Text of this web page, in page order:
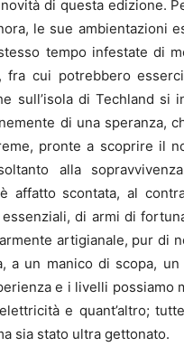
di questa edizione.
le sue ambientazioni
tempo infestate di
cui potrebbero
sull’isola di Techland si
di una speranza,
pronte a scoprire il
alla
affatto scontata, al
di armi di
artigianale, pur di
a un manico di scopa,
e i livelli possiamo
e quant’altro;
sia stato ultra gettonato.